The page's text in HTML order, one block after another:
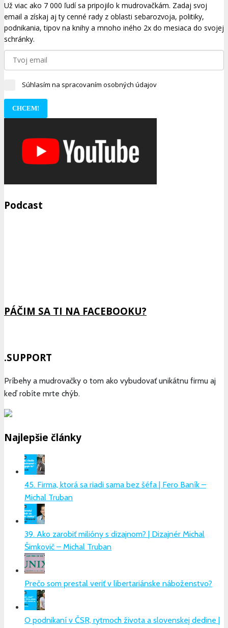
Už viac ako 7 000 ľudí sa pripojilo k mudrovačkám. Zadaj svoj
email a získaj aj ty cenné rady z oblasti sebarozvoja, politiky,
podnikania, tipov na knihy a mnoho iného 2x do mesiaca do svojej
schránky.
Súhlasím na spracovaním osobných údajov
CHCEM!
Podcast
Information
PÁČIM SA TI NA FACEBOOKU?
.SUPPORT
Príbehy a mudrovačky o tom ako vybudovať unikátnu firmu aj
keď robíte mrte chýb.
Najlepšie články
45. Firma, ktorá sa riadi sama bez šéfa | Fero Baník –
Michal Truban
39. Ako zarobiť milióny s dizajnom? | Dizajnér Michal
Šimkovič – Michal Truban
Prečo som prestal veriť v libertariánske náboženstvo?
O podnikaní v ČSR, rytmoch života a slovenskej dedine |